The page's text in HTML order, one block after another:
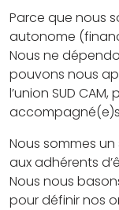
Parce que nous
autonome
Nous ne
pouvons nous
l’union SUD
accompagné(e)s
Nous sommes
aux adhérents
Nous nous
pour définir nos